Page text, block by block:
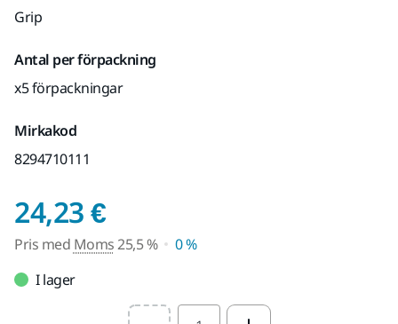
Grip
Antal per förpackning
x5 förpackningar
Mirkakod
8294710111
24,23 €Pris med Moms 25,5
Pris med Moms25,5 %
0 %
I lager